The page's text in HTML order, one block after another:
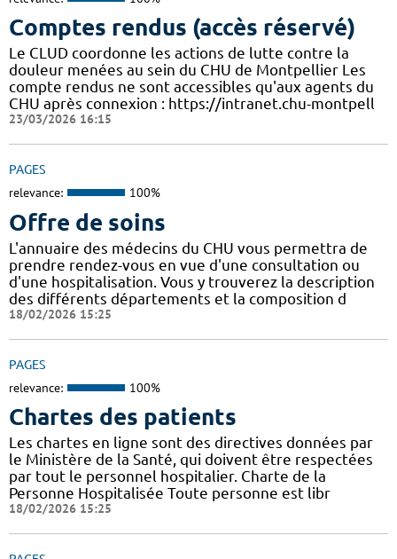
Comptes rendus (accès réservé)
Le CLUD coordonne les actions de lutte contre la
douleur menées au sein du CHU de Montpellier Les
compte rendus ne sont accessibles qu'aux agents du
CHU après connexion : https://intranet.chu-montpell
23/03/2026 16:15
PAGES
relevance: 100%
Offre de soins
L'annuaire des médecins du CHU vous permettra de
prendre rendez-vous en vue d'une consultation ou
d'une hospitalisation. Vous y trouverez la description
des différents départements et la composition d
18/02/2026 15:25
PAGES
relevance: 100%
Chartes des patients
Les chartes en ligne sont des directives données par
le Ministère de la Santé, qui doivent être respectées
par tout le personnel hospitalier. Charte de la
Personne Hospitalisée Toute personne est libr
18/02/2026 15:25